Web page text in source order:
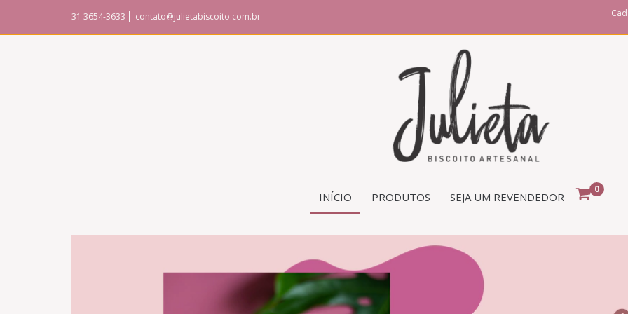
31 3654-3633 contato@julietabiscoito.com.br
INÍCIO PRODUTOS SEJA UM REVENDEDOR
0